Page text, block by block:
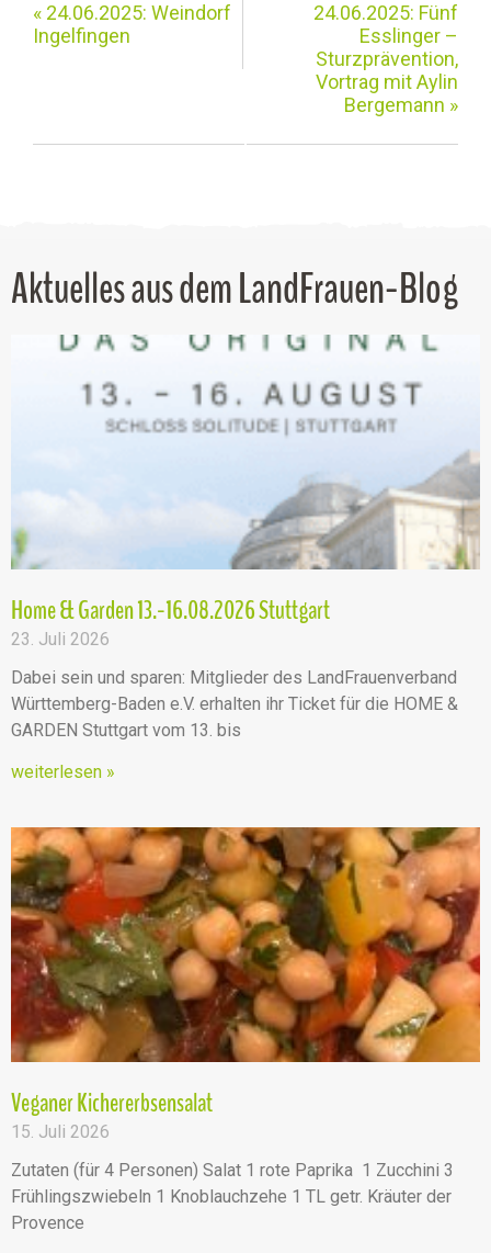
« 24.06.2025: Weindorf
Ingelfingen
24.06.2025: Fünf
Esslinger –
Sturzprävention,
Vortrag mit Aylin
Bergemann »
Aktuelles aus dem LandFrauen-Blog
Home & Garden 13.-16.08.2026 Stuttgart
23. Juli 2026
Dabei sein und sparen: Mitglieder des LandFrauenverband
Württemberg-Baden e.V. erhalten ihr Ticket für die HOME &
GARDEN Stuttgart vom 13. bis
weiterlesen »
Veganer Kichererbsensalat
15. Juli 2026
Zutaten (für 4 Personen) Salat 1 rote Paprika 1 Zucchini 3
Frühlingszwiebeln 1 Knoblauchzehe 1 TL getr. Kräuter der
Provence